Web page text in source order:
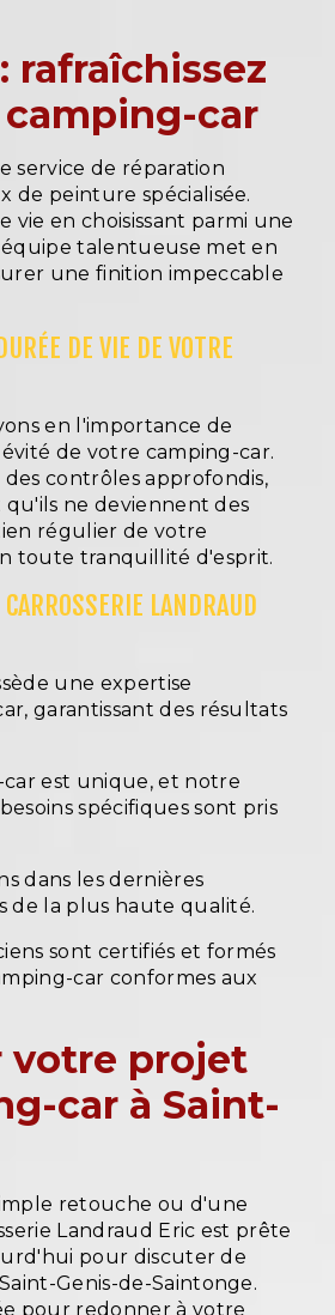
rafraîchissez
car
service de réparation
de peinture spécialisée.
en choisissant parmi une
talentueuse met en
une finition impeccable
DE VIE DE VOTRE
en l'importance de
de votre camping-car.
contrôles approfondis,
ne deviennent des
régulier de votre
toute tranquillité d'esprit.
LANDRAUD
une expertise
garantissant des résultats
est unique, et notre
spécifiques sont pris
dans les dernières
de la plus haute qualité.
sont certifiés et formés
car conformes aux
votre projet
car à Saint-
retouche ou d'une
Landraud Eric est prête
pour discuter de
Genis-de-Saintonge.
pour redonner à votre